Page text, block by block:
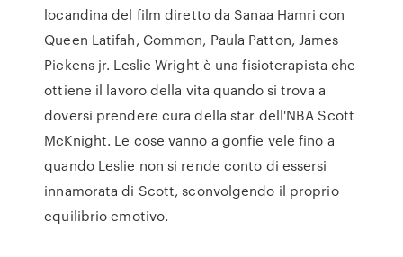
locandina del film diretto da Sanaa Hamri con
Queen Latifah, Common, Paula Patton, James
Pickens jr. Leslie Wright è una fisioterapista che
ottiene il lavoro della vita quando si trova a
doversi prendere cura della star dell'NBA Scott
McKnight. Le cose vanno a gonfie vele fino a
quando Leslie non si rende conto di essersi
innamorata di Scott, sconvolgendo il proprio
equilibrio emotivo.